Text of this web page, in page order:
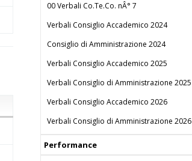
00 Verbali Co.Te.Co. nÂ° 7
Verbali Consiglio Accademico 2024
Consiglio di Amministrazione 2024
Verbali Consiglio Accademico 2025
Verbali Consiglio di Amministrazione 2025
Verbali Consiglio Accademico 2026
Verbali Consiglio di Amministrazione 2026
Performance